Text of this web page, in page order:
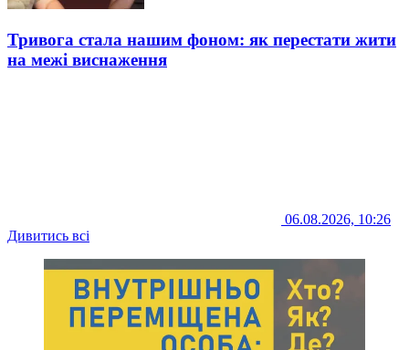
Тривога стала нашим фоном: як перестати жити
на межі виснаження
06.08.2026, 10:26
Дивитись всі